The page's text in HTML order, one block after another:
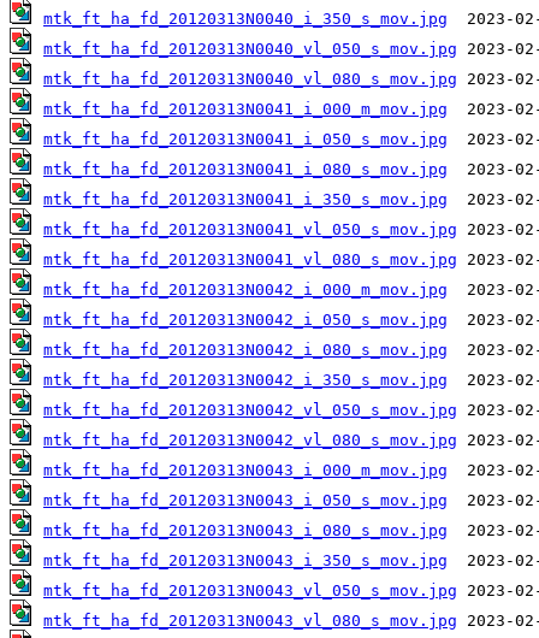
mtk_ft_ha_fd_20120313N0040_i_350_s_mov.jpg
mtk_ft_ha_fd_20120313N0040_vl_050_s_mov.jpg
mtk_ft_ha_fd_20120313N0040_vl_080_s_mov.jpg
mtk_ft_ha_fd_20120313N0041_i_000_m_mov.jpg
mtk_ft_ha_fd_20120313N0041_i_050_s_mov.jpg
mtk_ft_ha_fd_20120313N0041_i_080_s_mov.jpg
mtk_ft_ha_fd_20120313N0041_i_350_s_mov.jpg
mtk_ft_ha_fd_20120313N0041_vl_050_s_mov.jpg
mtk_ft_ha_fd_20120313N0041_vl_080_s_mov.jpg
mtk_ft_ha_fd_20120313N0042_i_000_m_mov.jpg
mtk_ft_ha_fd_20120313N0042_i_050_s_mov.jpg
mtk_ft_ha_fd_20120313N0042_i_080_s_mov.jpg
mtk_ft_ha_fd_20120313N0042_i_350_s_mov.jpg
mtk_ft_ha_fd_20120313N0042_vl_050_s_mov.jpg
mtk_ft_ha_fd_20120313N0042_vl_080_s_mov.jpg
mtk_ft_ha_fd_20120313N0043_i_000_m_mov.jpg
mtk_ft_ha_fd_20120313N0043_i_050_s_mov.jpg
mtk_ft_ha_fd_20120313N0043_i_080_s_mov.jpg
mtk_ft_ha_fd_20120313N0043_i_350_s_mov.jpg
mtk_ft_ha_fd_20120313N0043_vl_050_s_mov.jpg
mtk_ft_ha_fd_20120313N0043_vl_080_s_mov.jpg